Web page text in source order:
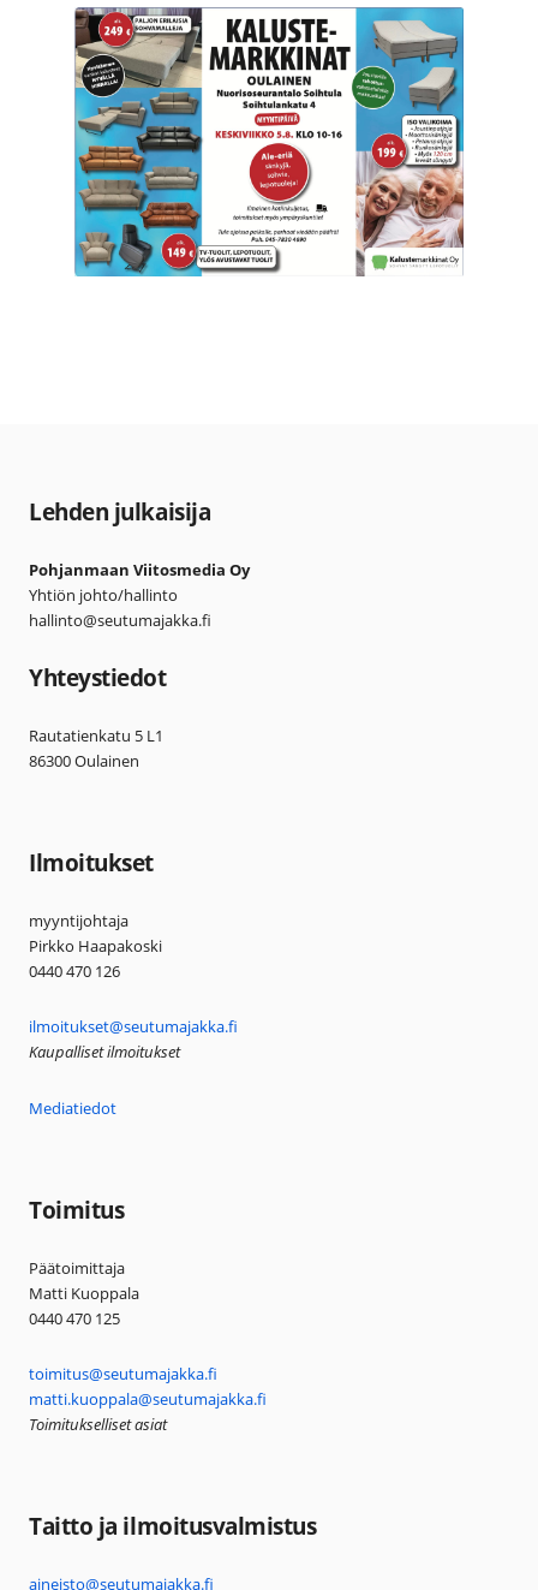
Lehden julkaisija
Pohjanmaan Viitosmedia Oy
Yhtiön johto/hallinto
hallinto@seutumajakka.fi
Yhteystiedot
Rautatienkatu 5 L1
86300 Oulainen
Ilmoitukset
myyntijohtaja
Pirkko Haapakoski
0440 470 126
ilmoitukset@seutumajakka.fi
Kaupalliset ilmoitukset
Mediatiedot
Toimitus
Päätoimittaja
Matti Kuoppala
0440 470 125
toimitus@seutumajakka.fi
matti.kuoppala@seutumajakka.fi
Toimitukselliset asiat
Taitto ja ilmoitusvalmistus
aineisto@seutumajakka.fi